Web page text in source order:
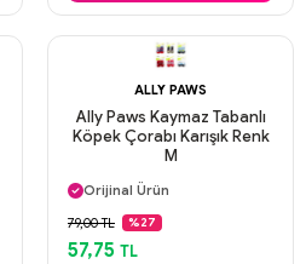
ALLY PAWS
Ally Paws Kaymaz Tabanlı
Köpek Çorabı Karışık Renk
M
Aynı Gün Kargo
Orijinal Ürün
Güvenli Ödeme
Aynı Gün Kargo
79,00 TL %27
57,75 TL